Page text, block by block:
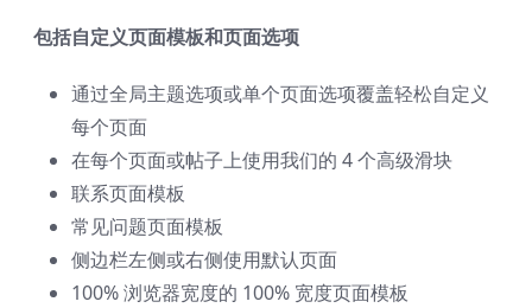
包括自定义页面模板和页面选项
通过全局主题选项或单个页面选项覆盖轻松自定义
每个页面
在每个页面或帖子上使用我们的 4 个高级滑块
联系页面模板
常见问题页面模板
侧边栏左侧或右侧使用默认页面
100% 浏览器宽度的 100% 宽度页面模板